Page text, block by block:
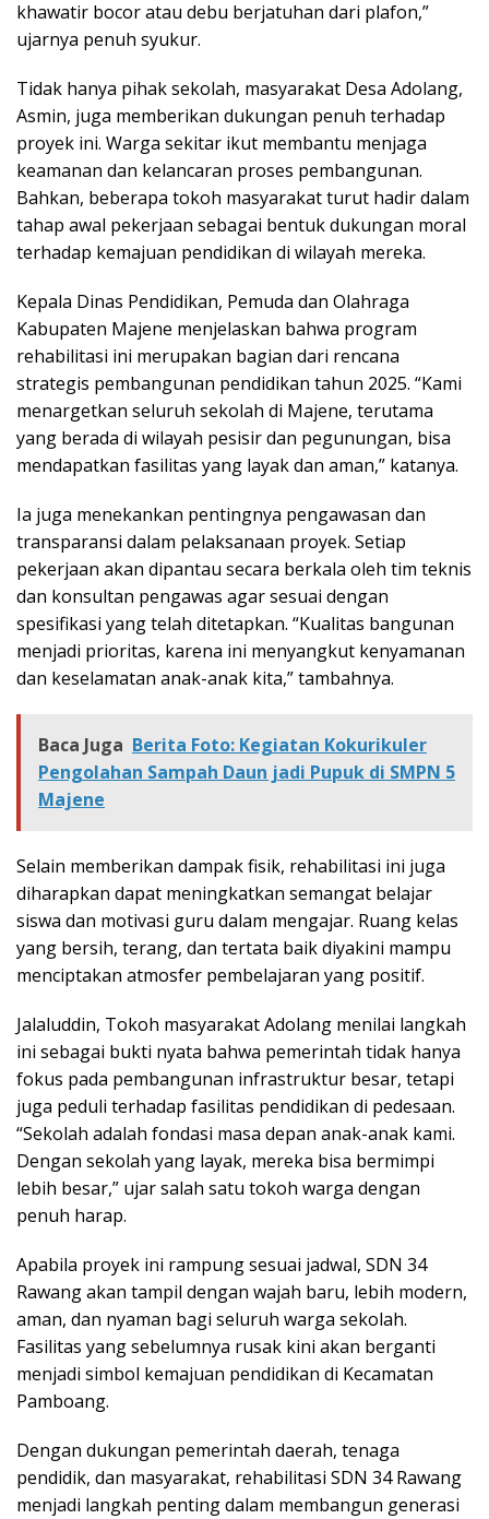
khawatir bocor atau debu berjatuhan dari plafon,”
ujarnya penuh syukur.
Tidak hanya pihak sekolah, masyarakat Desa Adolang,
Asmin, juga memberikan dukungan penuh terhadap
proyek ini. Warga sekitar ikut membantu menjaga
keamanan dan kelancaran proses pembangunan.
Bahkan, beberapa tokoh masyarakat turut hadir dalam
tahap awal pekerjaan sebagai bentuk dukungan moral
terhadap kemajuan pendidikan di wilayah mereka.
Kepala Dinas Pendidikan, Pemuda dan Olahraga
Kabupaten Majene menjelaskan bahwa program
rehabilitasi ini merupakan bagian dari rencana
strategis pembangunan pendidikan tahun 2025. “Kami
menargetkan seluruh sekolah di Majene, terutama
yang berada di wilayah pesisir dan pegunungan, bisa
mendapatkan fasilitas yang layak dan aman,” katanya.
Ia juga menekankan pentingnya pengawasan dan
transparansi dalam pelaksanaan proyek. Setiap
pekerjaan akan dipantau secara berkala oleh tim teknis
dan konsultan pengawas agar sesuai dengan
spesifikasi yang telah ditetapkan. “Kualitas bangunan
menjadi prioritas, karena ini menyangkut kenyamanan
dan keselamatan anak-anak kita,” tambahnya.
Baca Juga Berita Foto: Kegiatan Kokurikuler
Pengolahan Sampah Daun jadi Pupuk di SMPN 5
Majene
Selain memberikan dampak fisik, rehabilitasi ini juga
diharapkan dapat meningkatkan semangat belajar
siswa dan motivasi guru dalam mengajar. Ruang kelas
yang bersih, terang, dan tertata baik diyakini mampu
menciptakan atmosfer pembelajaran yang positif.
Jalaluddin, Tokoh masyarakat Adolang menilai langkah
ini sebagai bukti nyata bahwa pemerintah tidak hanya
fokus pada pembangunan infrastruktur besar, tetapi
juga peduli terhadap fasilitas pendidikan di pedesaan.
“Sekolah adalah fondasi masa depan anak-anak kami.
Dengan sekolah yang layak, mereka bisa bermimpi
lebih besar,” ujar salah satu tokoh warga dengan
penuh harap.
Apabila proyek ini rampung sesuai jadwal, SDN 34
Rawang akan tampil dengan wajah baru, lebih modern,
aman, dan nyaman bagi seluruh warga sekolah.
Fasilitas yang sebelumnya rusak kini akan berganti
menjadi simbol kemajuan pendidikan di Kecamatan
Pamboang.
Dengan dukungan pemerintah daerah, tenaga
pendidik, dan masyarakat, rehabilitasi SDN 34 Rawang
menjadi langkah penting dalam membangun generasi